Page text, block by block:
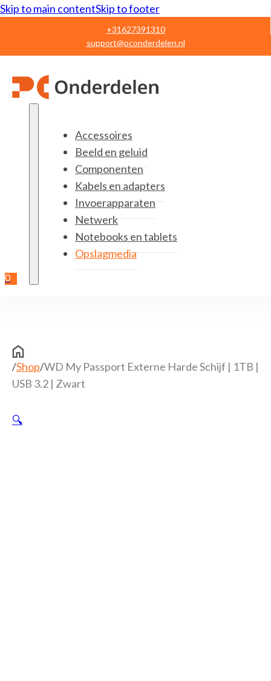
Skip to main contentSkip to footer
+31627391310
support@pconderdelen.nl
0
Accessoires
Beeld en geluid
Componenten
Kabels en adapters
Invoerapparaten
Netwerk
Notebooks en tablets
Opslagmedia
/Shop/WD My Passport Externe Harde Schijf | 1TB |
USB 3.2 | Zwart
🔍